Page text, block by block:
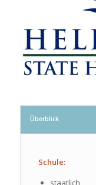
Überblick
Schule:
staatlich